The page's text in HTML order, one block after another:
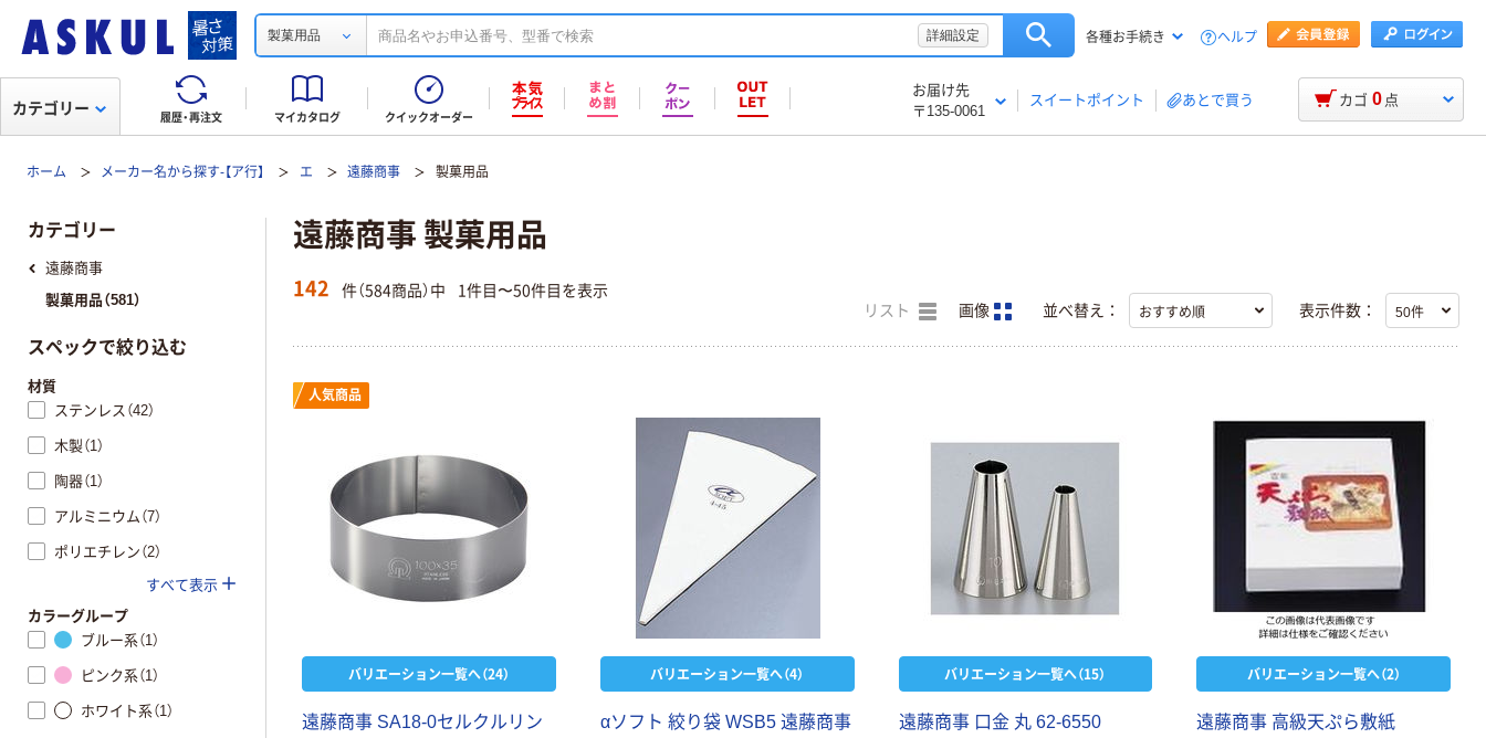
製菓用品 詳細設定 各種お手続き ヘルプ
履歴・再注文 マイカタログ クイックオーダー
お届け先
〒135-0061
スイートポイント あとで買う
カテゴリー カゴ 0 点
ホーム メーカー名から探す-【ア行】 エ 遠藤商事 製菓用品
遠藤商事 製菓用品
142 件（584商品）中 1件目〜50件目を表示
リスト 画像 並べ替え： 表示件数：
人気商品
バリエーション一覧へ（24）
遠藤商事 SA18-0セルクルリン
バリエーション一覧へ（4）
αソフト 絞り袋 WSB5 遠藤商事
バリエーション一覧へ（15）
遠藤商事 口金 丸 62-6550
バリエーション一覧へ（2）
遠藤商事 高級天ぷら敷紙
カテゴリー
遠藤商事
製菓用品（581）
スペックで絞り込む
材質
ステンレス（42）
木製（1）
陶器（1）
アルミニウム（7）
ポリエチレン（2）
すべて表示
カラーグループ
ブルー系（1）
ピンク系（1）
ホワイト系（1）